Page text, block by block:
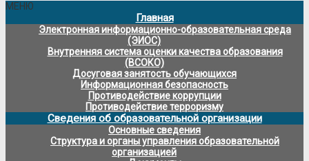
МЕНЮ
Главная
Электронная информационно-образовательная среда
(ЭИОС)
Внутренняя система оценки качества образования
(ВСОКО)
Досуговая занятость обучающихся
Информационная безопасность
Противодействие коррупции
Противодействие терроризму
Сведения об образовательной организации
Основные сведения
Структура и органы управления образовательной
организацией